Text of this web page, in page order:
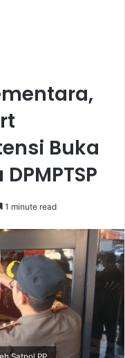
Buka
1 minute read